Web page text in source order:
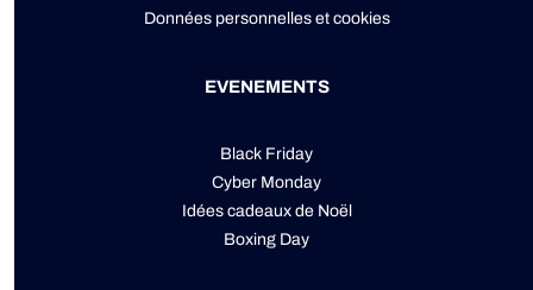
Données personnelleset cookies
EVENEMENTS
Black Friday
Cyber Monday
Idées cadeaux de Noël
Boxing Day